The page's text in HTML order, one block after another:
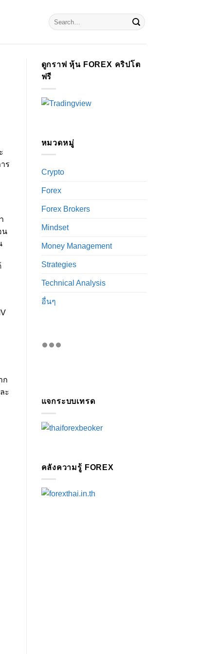
ร
น
ก
ะ
ดูกราฟ หุ้น FOREX คริปโต
ฟรี
หมวดหมู่
Crypto
Forex
Forex Brokers
Mindset
Money Management
Strategies
Technical Analysis
อื่นๆ
แจกระบบเทรด
คลังความรู้ FOREX